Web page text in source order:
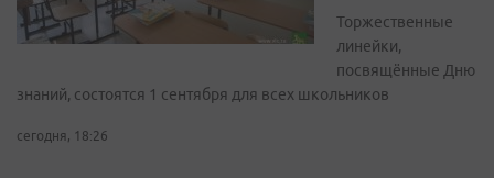
Торжественные
линейки,
посвящённые Дню
знаний, состоятся 1 сентября для всех школьников
сегодня, 18:26